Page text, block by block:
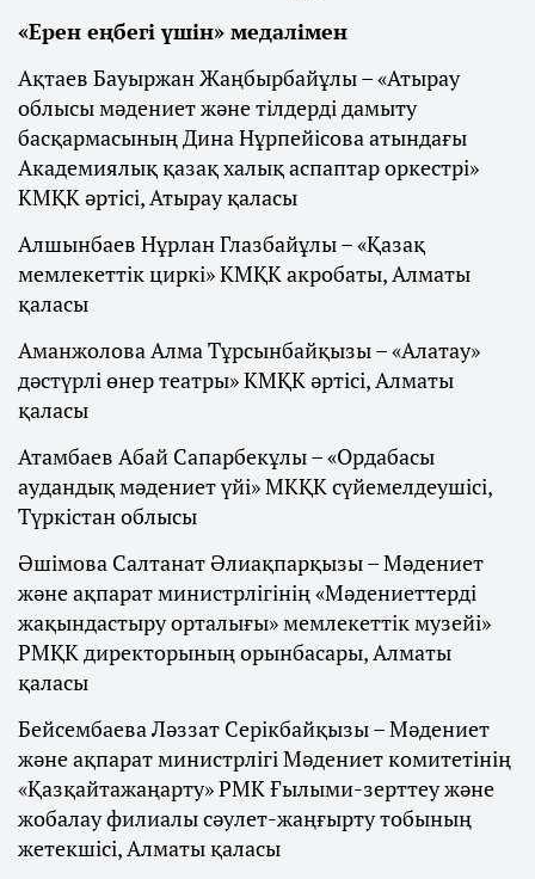
«Ерен еңбегі үшін» медалімен
Ақтаев Бауыржан Жаңбырбайұлы – «Атырау
облысы мәдениет және тілдерді дамыту
басқармасының Дина Нұрпейісова атындағы
Академиялық қазақ халық аспаптар оркестрі»
КМҚК әртісі, Атырау қаласы
Алшынбаев Нұрлан Глазбайұлы – «Қазақ
мемлекеттік циркі» КМҚК акробаты, Алматы
қаласы
Аманжолова Алма Тұрсынбайқызы – «Алатау»
дәстүрлі өнер театры» КМҚК әртісі, Алматы
қаласы
Атамбаев Абай Сапарбекұлы – «Ордабасы
аудандық мәдениет үйі» МКҚК сүйемелдеушісі,
Түркістан облысы
Әшімова Салтанат Әлиақпарқызы – Мәдениет
және ақпарат министрлігінің «Мәдениеттерді
жақындастыру орталығы» мемлекеттік музейі»
РМҚК директорының орынбасары, Алматы
қаласы
Бейсембаева Ләззат Серікбайқызы – Мәдениет
және ақпарат министрлігі Мәдениет комитетінің
«Қазқайтажаңарту» РМК Ғылыми-зерттеу және
жобалау филиалы сәулет-жаңғырту тобының
жетекшісі, Алматы қаласы